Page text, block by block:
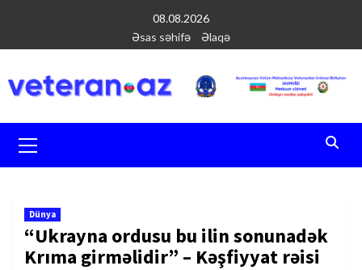
содержимому
08.08.2026
Əsas səhifə
Əlaqə
меню
Dünya
“Ukrayna ordusu bu ilin sonunadək
Krıma girməlidir” – Kəşfiyyat rəisi